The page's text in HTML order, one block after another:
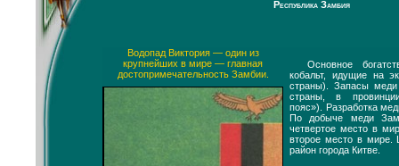
Республика Замбия
Водопад Виктория — один из
крупнейших в мире — главная
достопримечательность Замбии.
Основное
кобальт, идущие на
страны). Запасы
страны, в
пояс»). Разработка
По добыче меди
четвертое место в
второе место в мире.
район города Китве.